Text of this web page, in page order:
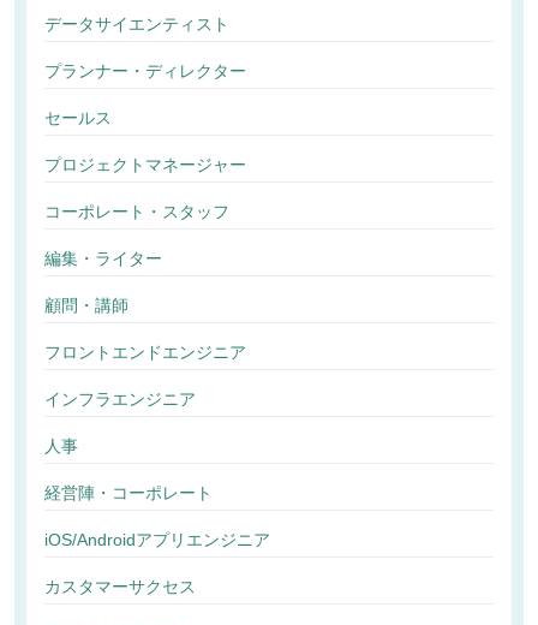
データサイエンティスト
プランナー・ディレクター
セールス
プロジェクトマネージャー
コーポレート・スタッフ
編集・ライター
顧問・講師
フロントエンドエンジニア
インフラエンジニア
人事
経営陣・コーポレート
iOS/Androidアプリエンジニア
カスタマーサクセス